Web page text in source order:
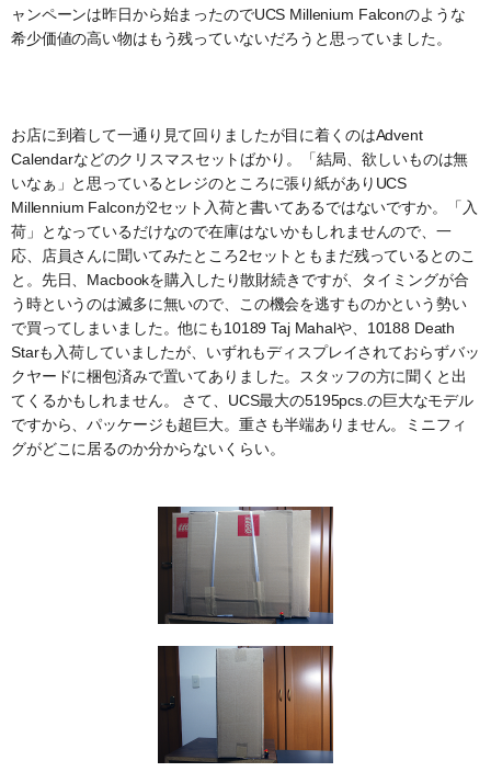
ャンペーンは昨日から始まったのでUCS Millenium Falconのような
希少価値の高い物はもう残っていないだろうと思っていました。
お店に到着して一通り見て回りましたが目に着くのはAdvent
Calendarなどのクリスマスセットばかり。「結局、欲しいものは無
いなぁ」と思っているとレジのところに張り紙がありUCS
Millennium Falconが2セット入荷と書いてあるではないですか。「入
荷」となっているだけなので在庫はないかもしれませんので、一
応、店員さんに聞いてみたところ2セットともまだ残っているとのこ
と。先日、Macbookを購入したり散財続きですが、タイミングが合
う時というのは滅多に無いので、この機会を逃すものかという勢い
で買ってしまいました。他にも10189 Taj Mahalや、10188 Death
Starも入荷していましたが、いずれもディスプレイされておらずバッ
クヤードに梱包済みで置いてありました。スタッフの方に聞くと出
てくるかもしれません。 さて、UCS最大の5195pcs.の巨大なモデル
ですから、パッケージも超巨大。重さも半端ありません。ミニフィ
グがどこに居るのか分からないくらい。